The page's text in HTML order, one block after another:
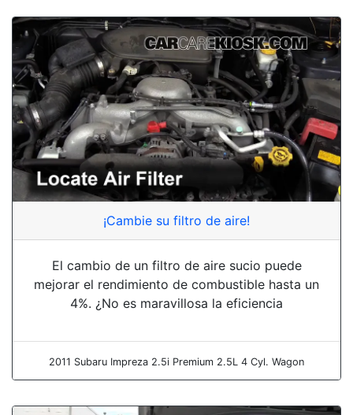
¡Cambie su filtro de aire!
El cambio de un filtro de aire sucio puede
mejorar el rendimiento de combustible hasta un
4%. ¿No es maravillosa la eficiencia
2011 Subaru Impreza 2.5i Premium 2.5L 4 Cyl. Wagon